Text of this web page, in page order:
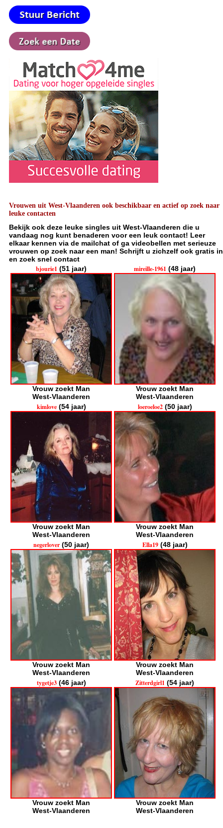
Vrouwen uit West-Vlaanderen ook beschikbaar en actief op zoek naar
leuke contacten
Bekijk ook deze leuke singles uit West-Vlaanderen die u
vandaag nog kunt benaderen voor een leuk contact! Leer
elkaar kennen via de mailchat of ga videobellen met serieuze
vrouwen op zoek naar een man! Schrijft u zichzelf ook gratis in
en zoek snel contact
bjourie1 (51 jaar)
Vrouw zoekt Man
West-Vlaanderen
mireille-1961 (48 jaar)
Vrouw zoekt Man
West-Vlaanderen
kimlove(54 jaar)
Vrouw zoekt Man
West-Vlaanderen
loeroeloe2(50 jaar)
Vrouw zoekt Man
West-Vlaanderen
negerlover (50 jaar)
Vrouw zoekt Man
West-Vlaanderen
Ella19(48 jaar)
Vrouw zoekt Man
West-Vlaanderen
tygetje3(46 jaar)
Vrouw zoekt Man
West-Vlaanderen
Zitterdgirl1 (54 jaar)
Vrouw zoekt Man
West-Vlaanderen